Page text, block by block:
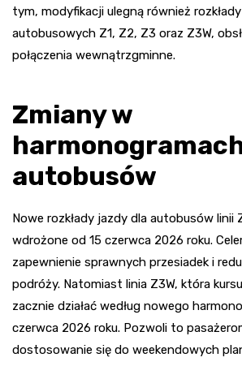
tym, modyfikacji ulegną również
autobusowych Z1, Z2, Z3 oraz Z3W,
połączenia wewnątrzgminne.
Zmiany w
autobusów
Nowe rozkłady jazdy dla autobusów linii
wdrożone od 15 czerwca 2026 roku.
zapewnienie sprawnych przesiadek i
podróży. Natomiast linia Z3W, która
zacznie działać według nowego
czerwca 2026 roku. Pozwoli to
dostosowanie się do weekendowych